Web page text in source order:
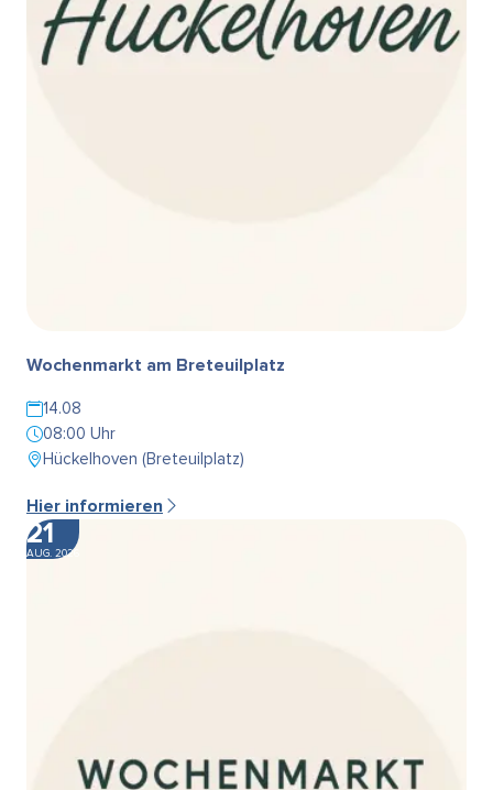
Wochenmarkt am Breteuilplatz
14.08
08:00 Uhr
Hückelhoven (Breteuilplatz)
Hier informieren
21
AUG. 2026